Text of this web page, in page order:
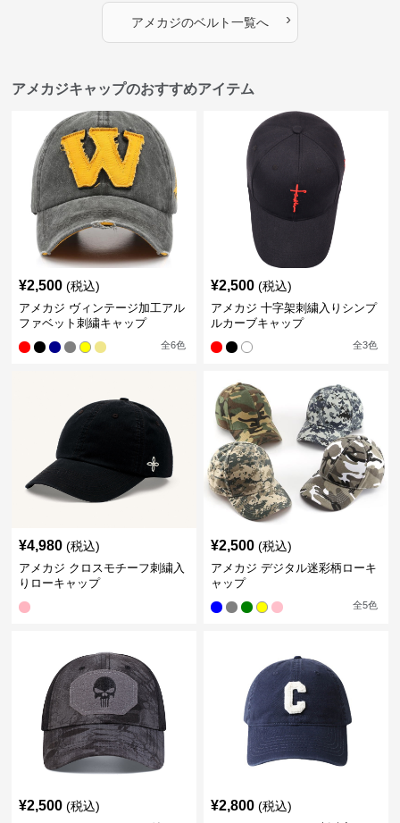
アメカジのベルト一覧へ ›
アメカジキャップのおすすめアイテム
¥2,500 (税込)
アメカジ ヴィンテージ加工アル
ファベット刺繍キャップ
全6色
¥2,500 (税込)
アメカジ 十字架刺繍入りシンプ
ルカーブキャップ
全3色
¥4,980 (税込)
アメカジ クロスモチーフ刺繍入
りローキャップ
¥2,500 (税込)
アメカジ デジタル迷彩柄ローキ
ャップ
全5色
¥2,500 (税込) ¥2,800 (税込)